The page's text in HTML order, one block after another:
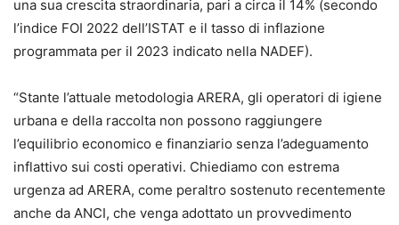
una sua crescita straordinaria, pari a circa il 14% (secondo
l’indice FOI 2022 dell’ISTAT e il tasso di inflazione
programmata per il 2023 indicato nella NADEF).
“Stante l’attuale metodologia ARERA, gli operatori di igiene
urbana e della raccolta non possono raggiungere
l’equilibrio economico e finanziario senza l’adeguamento
inflattivo sui costi operativi. Chiediamo con estrema
urgenza ad ARERA, come peraltro sostenuto recentemente
anche da ANCI, che venga adottato un provvedimento